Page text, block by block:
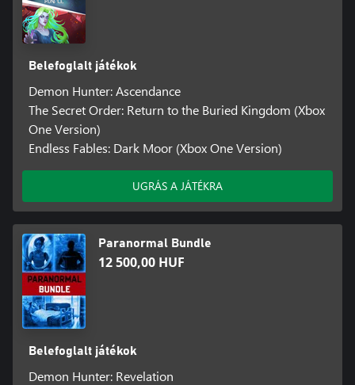
Belefoglalt játékok
Demon Hunter: Ascendance
The Secret Order: Return to the Buried Kingdom (Xbox
One Version)
Endless Fables: Dark Moor (Xbox One Version)
UGRÁS A JÁTÉKRA
Paranormal Bundle
12 500,00 HUF
Belefoglalt játékok
Demon Hunter: Revelation